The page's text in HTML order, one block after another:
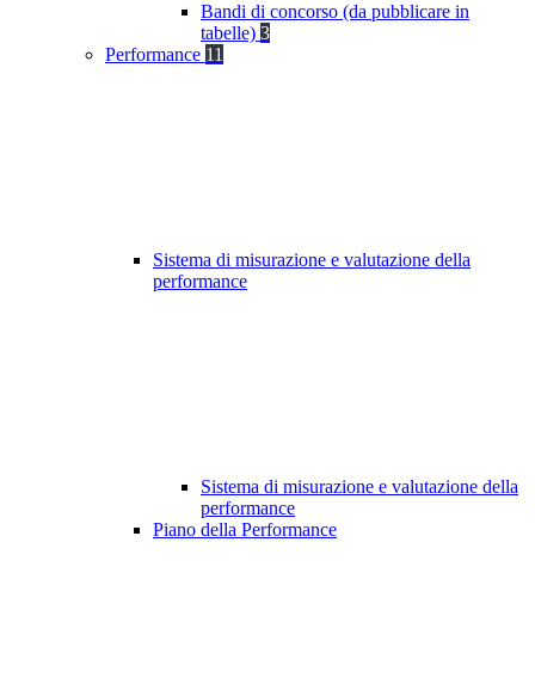
Bandi di concorso (da pubblicare in
tabelle) 3
Performance 11
Sistema di misurazione e valutazione della
performance
Sistema di misurazione e valutazione della
performance
Piano della Performance